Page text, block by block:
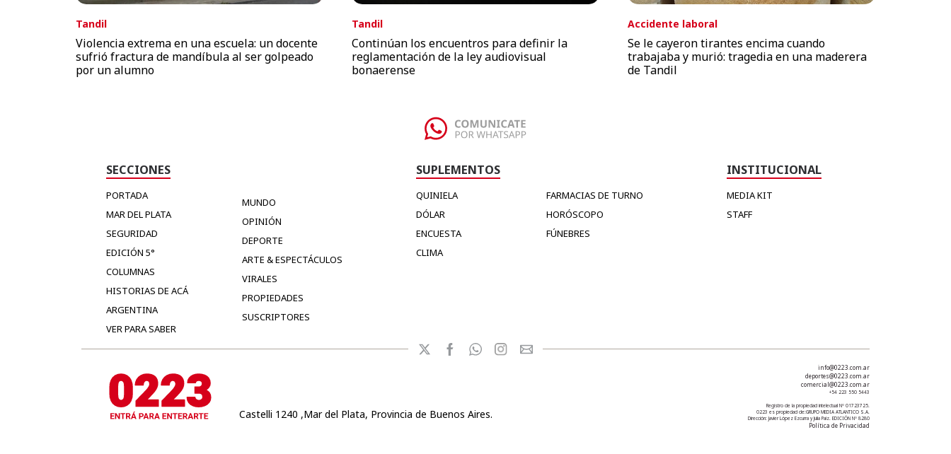
Tandil
Violencia extrema en una escuela: un docente
sufrió fractura de mandíbula al ser golpeado
por un alumno
Tandil
Continúan los encuentros para definir la
reglamentación de la ley audiovisual
bonaerense
Accidente laboral
Se le cayeron tirantes encima cuando
trabajaba y murió: tragedia en una maderera
de Tandil
SECCIONES
PORTADA
MAR DEL PLATA
SEGURIDAD
EDICIÓN 5°
COLUMNAS
HISTORIAS DE ACÁ
ARGENTINA
VER PARA SABER
MUNDO
OPINIÓN
DEPORTE
ARTE & ESPECTÁCULOS
VIRALES
PROPIEDADES
SUSCRIPTORES
SUPLEMENTOS
QUINIELA
DÓLAR
ENCUESTA
CLIMA
FARMACIAS DE TURNO
HORÓSCOPO
FÚNEBRES
INSTITUCIONAL
MEDIA KIT
STAFF
info@0223.com.ar
deportes@0223.com.ar
comercial@0223.com.ar
+54 223 550 5443
Registro de la propiedad intelectual Nº 01723725.
0223 es propiedad de:GRUPO MEDIA ATLANTICO S.A.
Dirección: Javier López Ezcurra y Julia Paiz. EDICIÓN Nº 8280
Política de Privacidad
Castelli 1240 ,Mar del Plata, Provincia de Buenos Aires.